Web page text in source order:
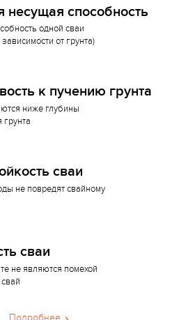
несущая способность
одной сваи
от грунта)
к пучению грунта
ниже глубины
сваи
не повредят свайному
сваи
не являются помехой
Подробнее